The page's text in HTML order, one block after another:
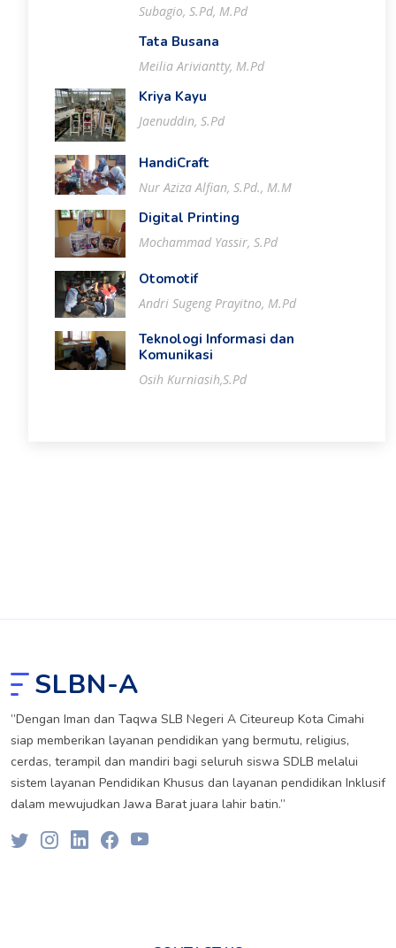
Subagio, S.Pd, M.Pd
Tata Busana
Meilia Ariviantty, M.Pd
Kriya Kayu
Jaenuddin, S.Pd
HandiCraft
Nur Aziza Alfian, S.Pd., M.M
Digital Printing
Mochammad Yassir, S.Pd
Otomotif
Andri Sugeng Prayitno, M.Pd
Teknologi Informasi dan
Komunikasi
Osih Kurniasih,S.Pd
SLBN-A
”Dengan Iman dan Taqwa SLB Negeri A Citeureup Kota Cimahi
siap memberikan layanan pendidikan yang bermutu, religius,
cerdas, terampil dan mandiri bagi seluruh siswa SDLB melalui
sistem layanan Pendidikan Khusus dan layanan pendidikan Inklusif
dalam mewujudkan Jawa Barat juara lahir batin.”